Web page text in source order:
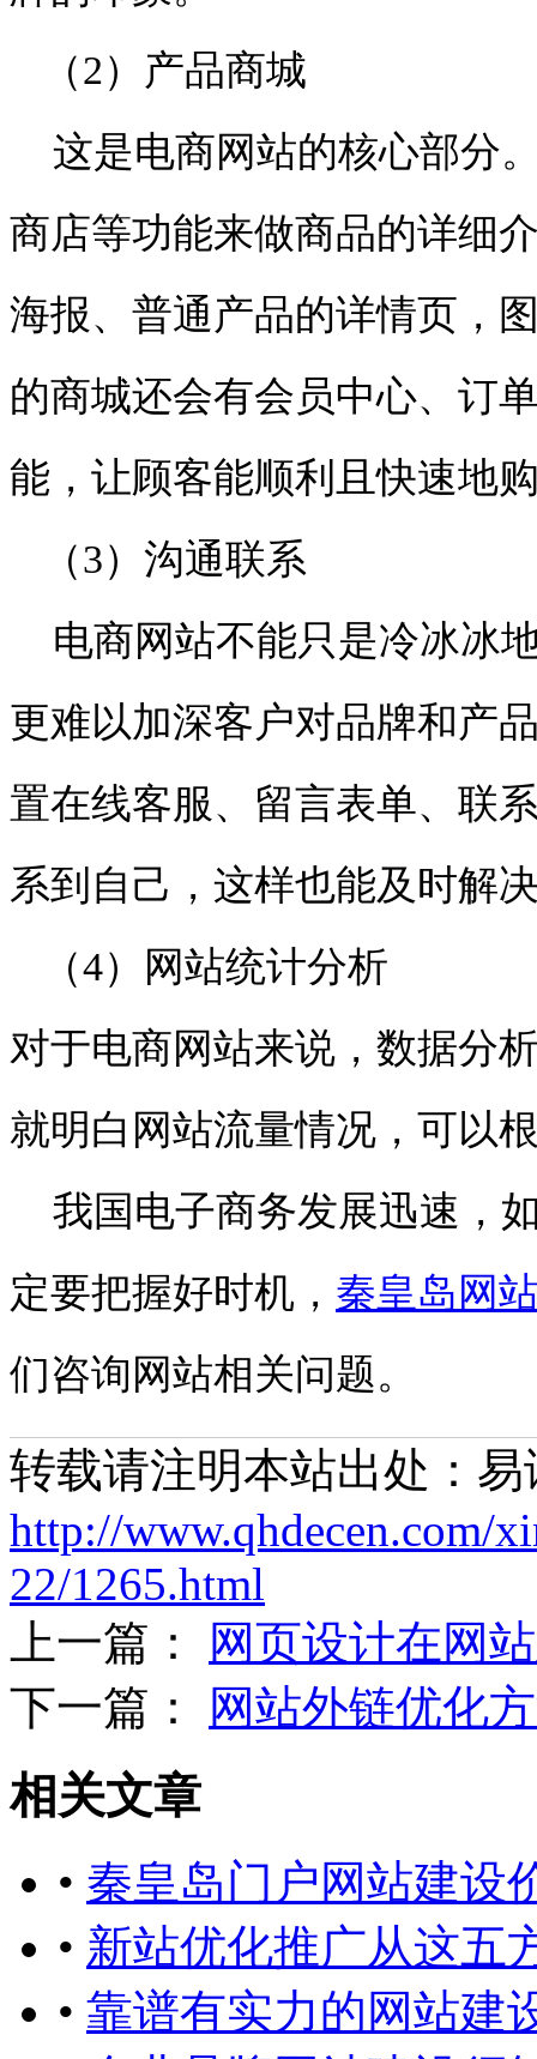
（2）产品商城
这是电商网站的核心部分
商店等功能来做商品的详细
海报、普通产品的详情页，
的商城还会有会员中心、订
能，让顾客能顺利且快速地
（3）沟通联系
电商网站不能只是冷冰冰
更难以加深客户对品牌和产
置在线客服、留言表单、联
系到自己，这样也能及时解
（4）网站统计分析
对于电商网站来说，数据分
就明白网站流量情况，可以
我国电子商务发展迅速，
定要把握好时机， 秦皇岛网
们咨询网站相关问题。
转载请注明本站出处：易
http://www.qhdecen.com/
22/1265.html
上一篇：
网页设计在网
下一篇：
网站外链优化
相关文章
• 秦皇岛门户网站建设
• 新站优化推广从这五
• 靠谱有实力的网站建